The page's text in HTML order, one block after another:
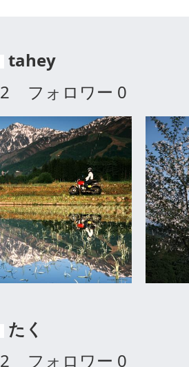
tahey
2
フォロワー 0
たく
2
フォロワー 0